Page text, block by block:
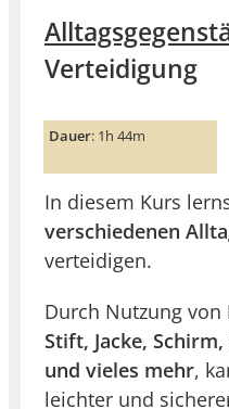
Verteidigung
Dauer: 1h 44m
In diesem Kurs
verschiedenen
verteidigen.
Durch Nutzung von
Stift, Jacke,
und vieles mehr,
leichter und